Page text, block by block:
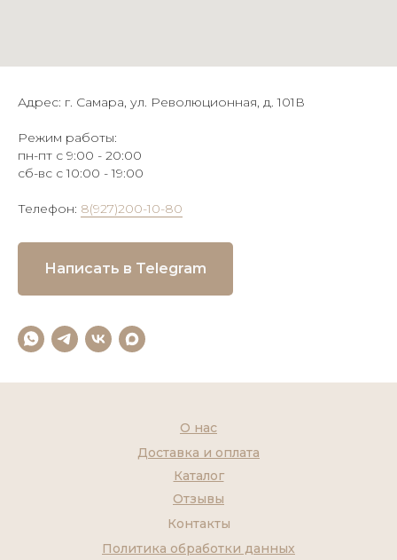
Адрес: г. Самара, ул. Революционная, д. 101В
Режим работы:
пн-пт с 9:00 - 20:00
сб-вс с 10:00 - 19:00
Телефон: 8(927)200-10-80
Написать в Telegram
Контакты
Каталог
О нас
Доставка и оплата
Отзывы
Политика обработки данных